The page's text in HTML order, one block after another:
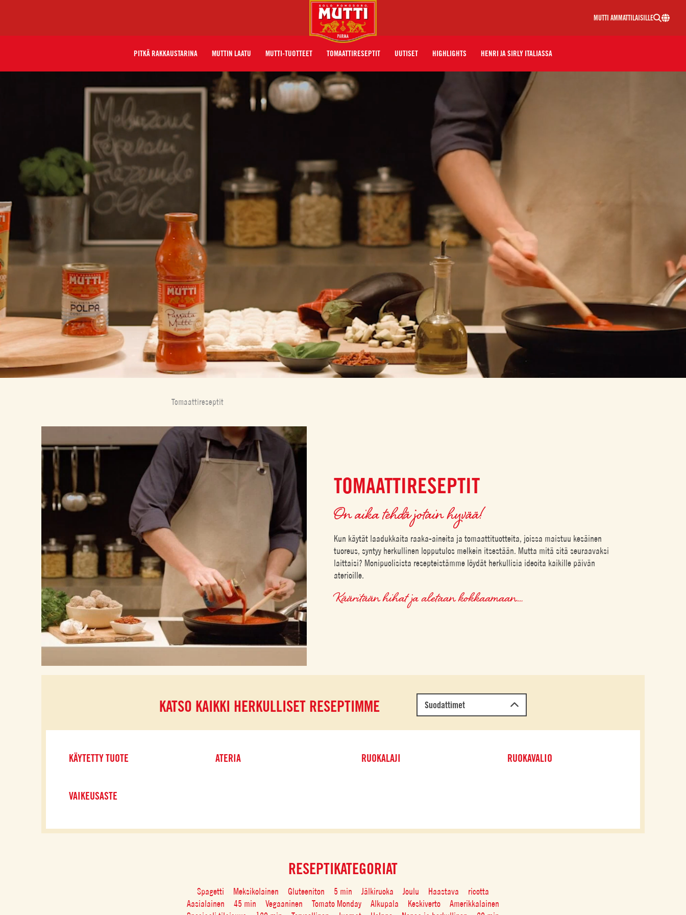
MUTTI AMMATTILAISILLE
PITKÄ RAKKAUSTARINA MUTTIN LAATU MUTTI-TUOTTEET TOMAATTIRESEPTIT UUTISET HIGHLIGHTS HENRI JA SIRLY ITALIASSA
Tomaattireseptit
TOMAATTIRESEPTIT
On aika tehdä jotain hyvää!
Kun käytät laadukkaita raaka-aineita ja tomaattituotteita, joissa maistuu kesäinen
tuoreus, syntyy herkullinen lopputulos melkein itsestään. Mutta mitä sitä seuraavaksi
laittaisi? Monipuolisista resepteistämme löydät herkullisia ideoita kaikille päivän
aterioille.
Kääritään hihat ja aletaan kokkaamaan…
KATSO KAIKKI HERKULLISET RESEPTIMME Suodattimet
KÄYTETTY TUOTE ATERIA RUOKALAJI RUOKAVALIO
VAIKEUSASTE
RESEPTIKATEGORIAT
Spagetti Meksikolainen Gluteeniton 5 min Jälkiruoka Joulu Haastava
ricotta
Aasialainen
45 min Vegaaninen Tomato Monday Alkupala Keskiverto
Amerikkalainen